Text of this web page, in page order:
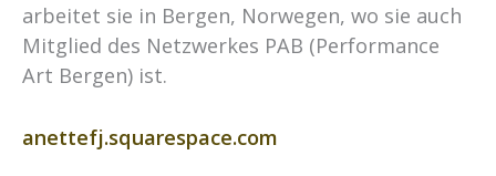
arbeitet sie in Bergen, Norwegen, wo sie auch
Mitglied des Netzwerkes PAB (Performance
Art Bergen) ist.
anettefj.squarespace.com